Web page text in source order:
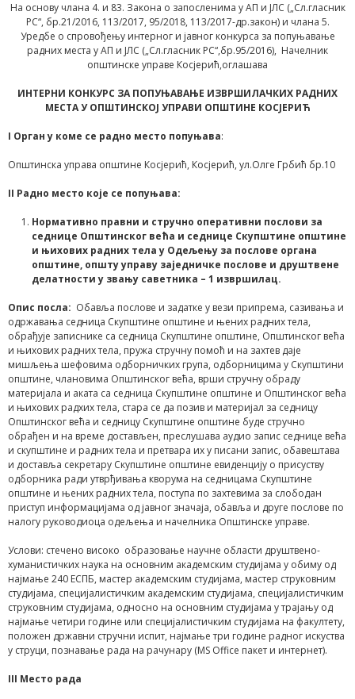
На основу члана 4. и 83. Закона о запосленима у АП и ЈЛС („Сл.гласник
РС“, бр.21/2016, 113/2017, 95/2018, 113/2017-др.закон) и члана 5.
Уредбе о спровођењу интерног и јавног конкурса за попуњавање
радних места у АП и ЈЛС („Сл.гласник РС“,бр.95/2016), Начелник
општинске управе Косјерић,оглашава
ИНТЕРНИ КОНКУРС ЗА ПОПУЊАВАЊЕ ИЗВРШИЛАЧКИХ РАДНИХ
МЕСТА У ОПШТИНСКОЈ УПРАВИ ОПШТИНЕ КОСЈЕРИЋ
I Орган у коме се радно место попуњава:
Општинска управа општине Косјерић, Косјерић, ул.Олге Грбић бр.10
II Радно место које се попуњава:
Нормативно правни и стручно оперативни послови за
седнице Општинског већа и седнице Скупштине општине
и њихових радних тела у Одељењу за послове органа
општине, општу управу заједничке послове и друштвене
делатности у звању саветника – 1 извршилац.
Опис послa: Обавља послове и задатке у вези припрема, сазивања и
одржавања седница Скупштине општине и њених радних тела,
обрађује записнике са седница Скупштине општине, Општинског већа
и њихових радних тела, пружа стручну помоћ и на захтев даје
мишљења шефовима одборничких група, одборницима у Скупштини
општине, члановима Општинског већа, врши стручну обраду
материјала и аката са седница Скупштине општине и Општинског већа
и њихових радхих тела, стара се да позив и материјал за седницу
Општинског већа и седницу Скупштине општине буде стручно
обрађен и на време достављен, преслушава аудио запис седнице већа
и скупштине и радних тела и претвара их у писани запис, обавештава
и доставља секретару Скупштине општине евиденцију о присуству
одборника ради утврђивања кворума на седницама Скупштине
општине и њених радних тела, поступа по захтевима за слободан
приступ информацијама од јавног значаја, обавља и друге послове по
налогу руководиоца одељења и начелника Општинске управе.
Услови: стечено високо образовање научне области друштвено-
хуманистичких наука на основним академским студијама у обиму од
најмање 240 ЕСПБ, мастер академским студијама, мастер струковним
студијама, специјалистичким академским студијама, специјалистичким
струковним студијама, односно на основним студијама у трајању од
најмање четири године или специјалистичким студијама на факултету,
положен државни стручни испит, најмање три године радног искуства
у струци, познавање рада на рачунару (MS Office пакет и интернет).
III Место рада